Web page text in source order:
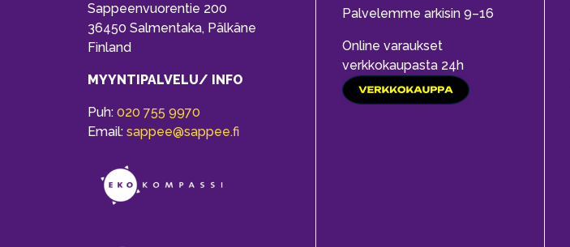
Sappeenvuorentie 200
36450 Salmentaka, Pälkäne
Finland
MYYNTIPALVELU/ INFO
Puh: 020 755 9970
Email: sappee@sappee.fi
Palvelemme arkisin 9–16
Online varaukset
verkkokaupasta 24h